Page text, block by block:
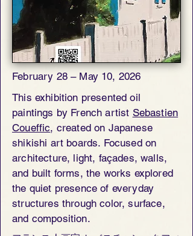
February 28 – May 10, 2026
This exhibition presented oil
paintings by French artist Sebastien
Coueffic, created on Japanese
shikishi art boards. Focused on
architecture, light, façades, walls,
and built forms, the works explored
the quiet presence of everyday
structures through color, surface,
and composition.